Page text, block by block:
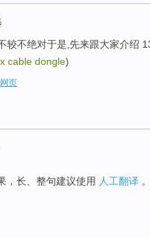
较不绝对于是,先来跟大家介绍
cable dongle)
页
，长、整句建议使用 人工翻译